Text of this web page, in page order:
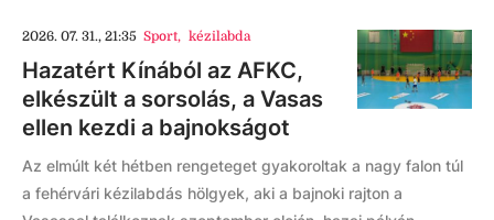
2026. 07. 31., 21:35 Sport, kézilabda
Hazatért Kínából az AFKC,
elkészült a sorsolás, a Vasas
ellen kezdi a bajnokságot
Az elmúlt két hétben rengeteget gyakoroltak a nagy falon túl
a fehérvári kézilabdás hölgyek, aki a bajnoki rajton a